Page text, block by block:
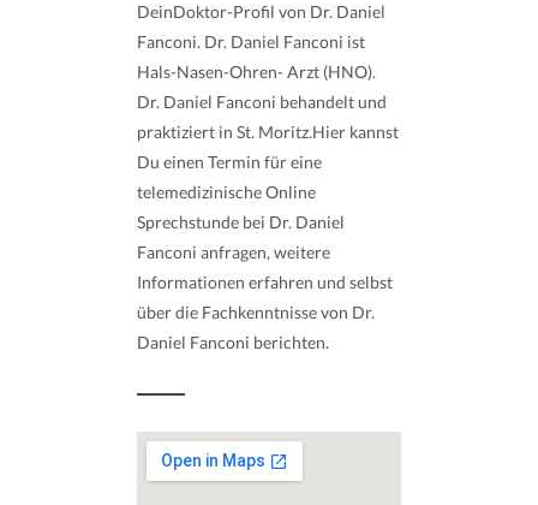
DeinDoktor-Profil von Dr. Daniel
Fanconi. Dr. Daniel Fanconi ist
Hals-Nasen-Ohren- Arzt (HNO).
Dr. Daniel Fanconi behandelt und
praktiziert in St. Moritz.Hier kannst
Du einen Termin für eine
telemedizinische Online
Sprechstunde bei Dr. Daniel
Fanconi anfragen, weitere
Informationen erfahren und selbst
über die Fachkenntnisse von Dr.
Daniel Fanconi berichten.